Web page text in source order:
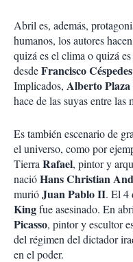
Abril es, además,
humanos, los autores
quizá es el clima o quizá
desdeFrancisco Céspedes
Implicados, Alberto Plaza
hace de las suyas entre las
Es también escenario de
el universo, como por
Tierra Rafael, pintor y
nacióHans Christian
murióJuan Pablo II. El 4
Kingfue asesinado. En
Picasso, pintor y escultor
del régimen del dictador
en el poder.